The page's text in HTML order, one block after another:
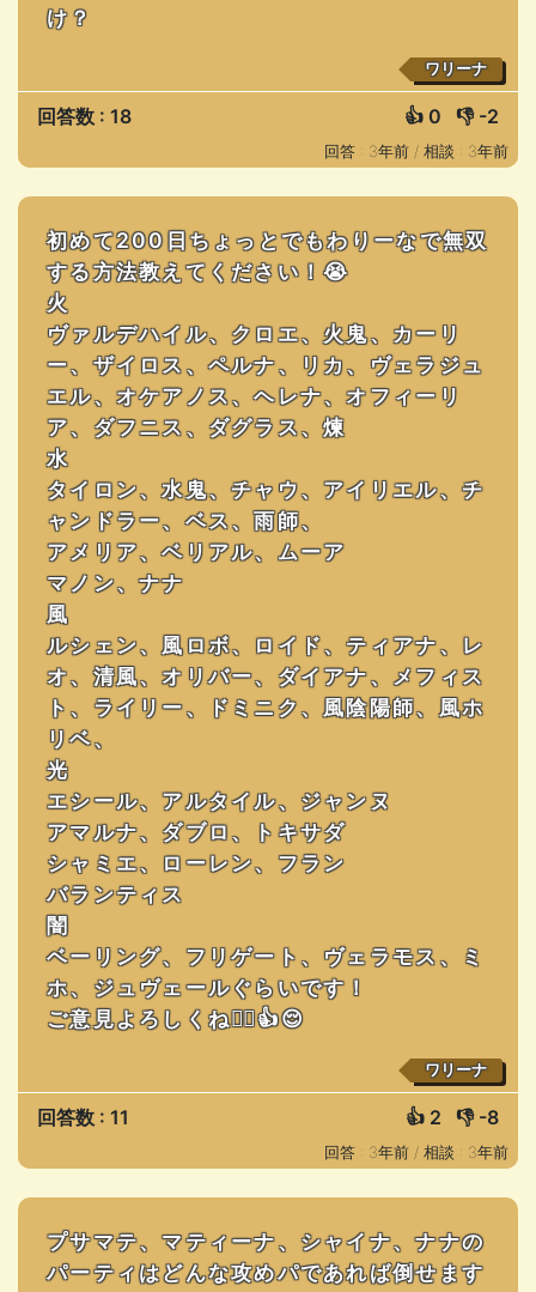
け？
ワリーナ
回答数 : 18 👍 0 👎 -2
回答 : 3年前 / 相談 : 3年前
初めて200日ちょっとでもわりーなで無双
する方法教えてください！😭
火
ヴァルデハイル、クロエ、火鬼、カーリ
ー、ザイロス、ペルナ、リカ、ヴェラジュ
エル、オケアノス、ヘレナ、オフィーリ
ア、ダフニス、ダグラス、煉
水
タイロン、水鬼、チャウ、アイリエル、チ
ャンドラー、ベス、雨師、
アメリア、ベリアル、ムーア
マノン、ナナ
風
ルシェン、風ロボ、ロイド、ティアナ、レ
オ、清風、オリバー、ダイアナ、メフィス
ト、ライリー、ドミニク、風陰陽師、風ホ
リベ、
光
エシール、アルタイル、ジャンヌ
アマルナ、ダブロ、トキサダ
シャミエ、ローレン、フラン
バランティス
闇
ベーリング、フリゲート、ヴェラモス、ミ
ホ、ジュヴェールぐらいです！
ご意見よろしくね✌🏻👍😌
ワリーナ
回答数 : 11 👍 2 👎 -8
回答 : 3年前 / 相談 : 3年前
プサマテ、マティーナ、シャイナ、ナナの
パーティはどんな攻めパであれば倒せます